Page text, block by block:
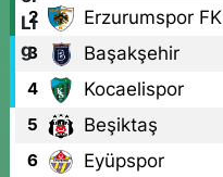
2 Erzurumspor FK
3 Başakşehir
4 Kocaelispor
5 Beşiktaş
6 Eyüpspor